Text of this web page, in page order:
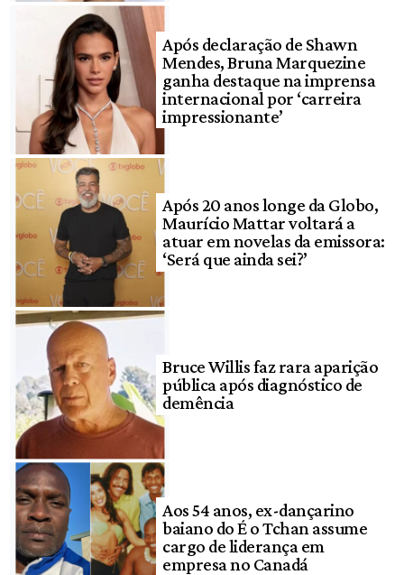
Após declaração de Shawn
Mendes, Bruna Marquezine
ganha destaque na imprensa
internacional por ‘carreira
impressionante’
Após 20 anos longe da Globo,
Maurício Mattar voltará a
atuar em novelas da emissora:
‘Será que ainda sei?’
Bruce Willis faz rara aparição
pública após diagnóstico de
demência
Aos 54 anos, ex-dançarino
baiano do É o Tchan assume
cargo de liderança em
empresa no Canadá